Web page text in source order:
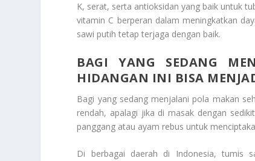
K, serat, serta antioksidan yang baik untuk
vitamin C berperan dalam meningkatkan
sawi putih tetap terjaga dengan baik.
BAGI YANG SEDANG
HIDANGAN INI BISA
Bagi yang sedang menjalani pola makan
rendah, apalagi jika di masak dengan
panggang atau ayam rebus untuk
Di berbagai daerah di Indonesia, tumis